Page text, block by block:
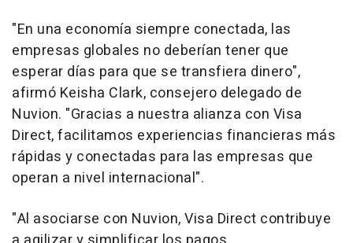
"En una economía siempre conectada, las
empresas globales no deberían tener que
esperar días para que se transfiera dinero",
afirmó Keisha Clark, consejero delegado de
Nuvion. "Gracias a nuestra alianza con Visa
Direct, facilitamos experiencias financieras más
rápidas y conectadas para las empresas que
operan a nivel internacional".
"Al asociarse con Nuvion, Visa Direct contribuye